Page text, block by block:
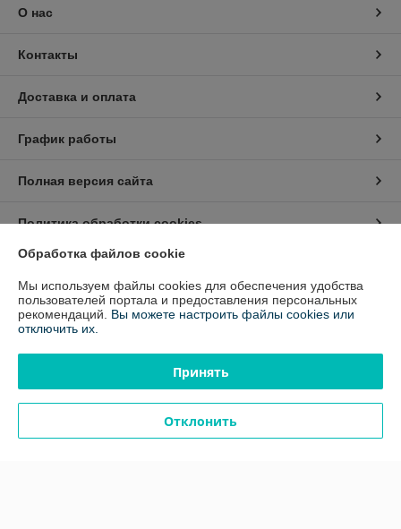
О нас
Контакты
Доставка и оплата
График работы
Полная версия сайта
Политика обработки cookies
Сайт создан на платформе Deal.by
Информация для покупателя
Регистрационный номер ЕГР: 191097391
Обработка файлов cookie
Мы используем файлы cookies для обеспечения удобства
пользователей портала и предоставления персональных
рекомендаций. Вы можете настроить файлы cookies или
отключить их.
Принять
Отклонить